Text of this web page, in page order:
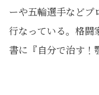
ーや五輪選手などプ
行なっている。格闘
書に『自分で治す！